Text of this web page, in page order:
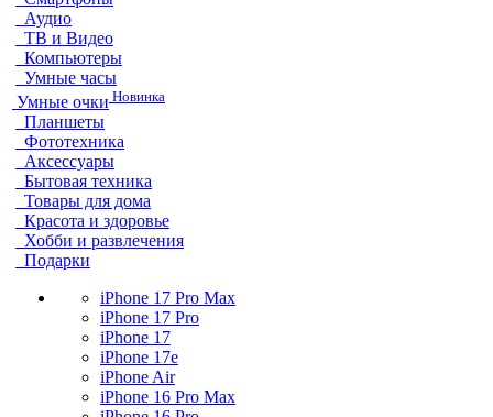
Аудио
ТВ и Видео
Компьютеры
Умные часы
Умные очки Новинка
Планшеты
Фототехника
Аксессуары
Бытовая техника
Товары для дома
Красота и здоровье
Хобби и развлечения
Подарки
iPhone 17 Pro Max
iPhone 17 Pro
iPhone 17
iPhone 17e
iPhone Air
iPhone 16 Pro Max